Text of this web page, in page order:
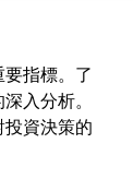
指標。了
入分析。
資決策的